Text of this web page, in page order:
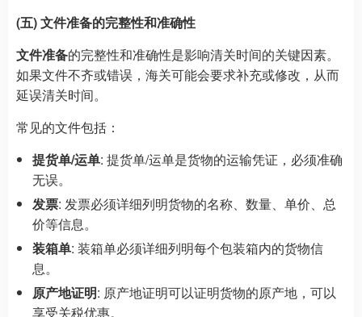
(五) 文件准备的完整性和准确性
文件准备的完整性和准确性是影响清关时间的关键因素。
如果文件不齐或错误，海关可能会要求补充或修改，从而
延误清关时间。
常见的文件包括：
提货单/运单: 提货单/运单是货物的运输凭证，必须准确
无误。
发票: 发票必须详细列明货物的名称、数量、单价、总
价等信息。
装箱单: 装箱单必须详细列明每个包装箱内的货物信
息。
原产地证明: 原产地证明可以证明货物的原产地，可以
享受关税优惠。